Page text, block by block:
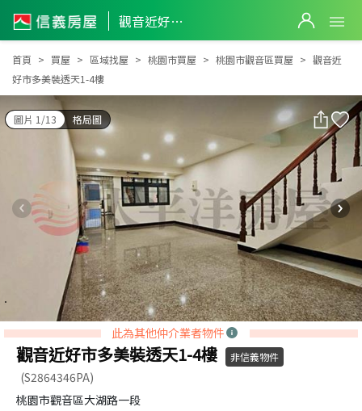
觀音近好市多美裝透天1-4樓
觀音近好市多美裝透天1-4樓
首頁 買屋 區域找屋 桃園市買屋 桃園市觀音區買屋
觀音近
好市多美裝透天1-4樓
圖片 1/13 格局圖
此為其他仲介業者物件
觀音近好市多美裝透天1-4樓 非信義物件
(S2864346PA)
桃園市觀音區大湖路一段